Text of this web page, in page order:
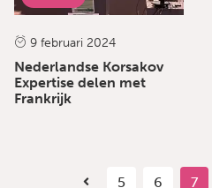
9 februari 2024
Nederlandse Korsakov
Expertise delen met
Frankrijk
5 6 7